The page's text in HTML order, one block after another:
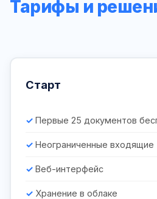
Тарифы и
Старт
Первые 25 документов
Неограниченные входящие
Веб-интерфейс
Хранение в облаке